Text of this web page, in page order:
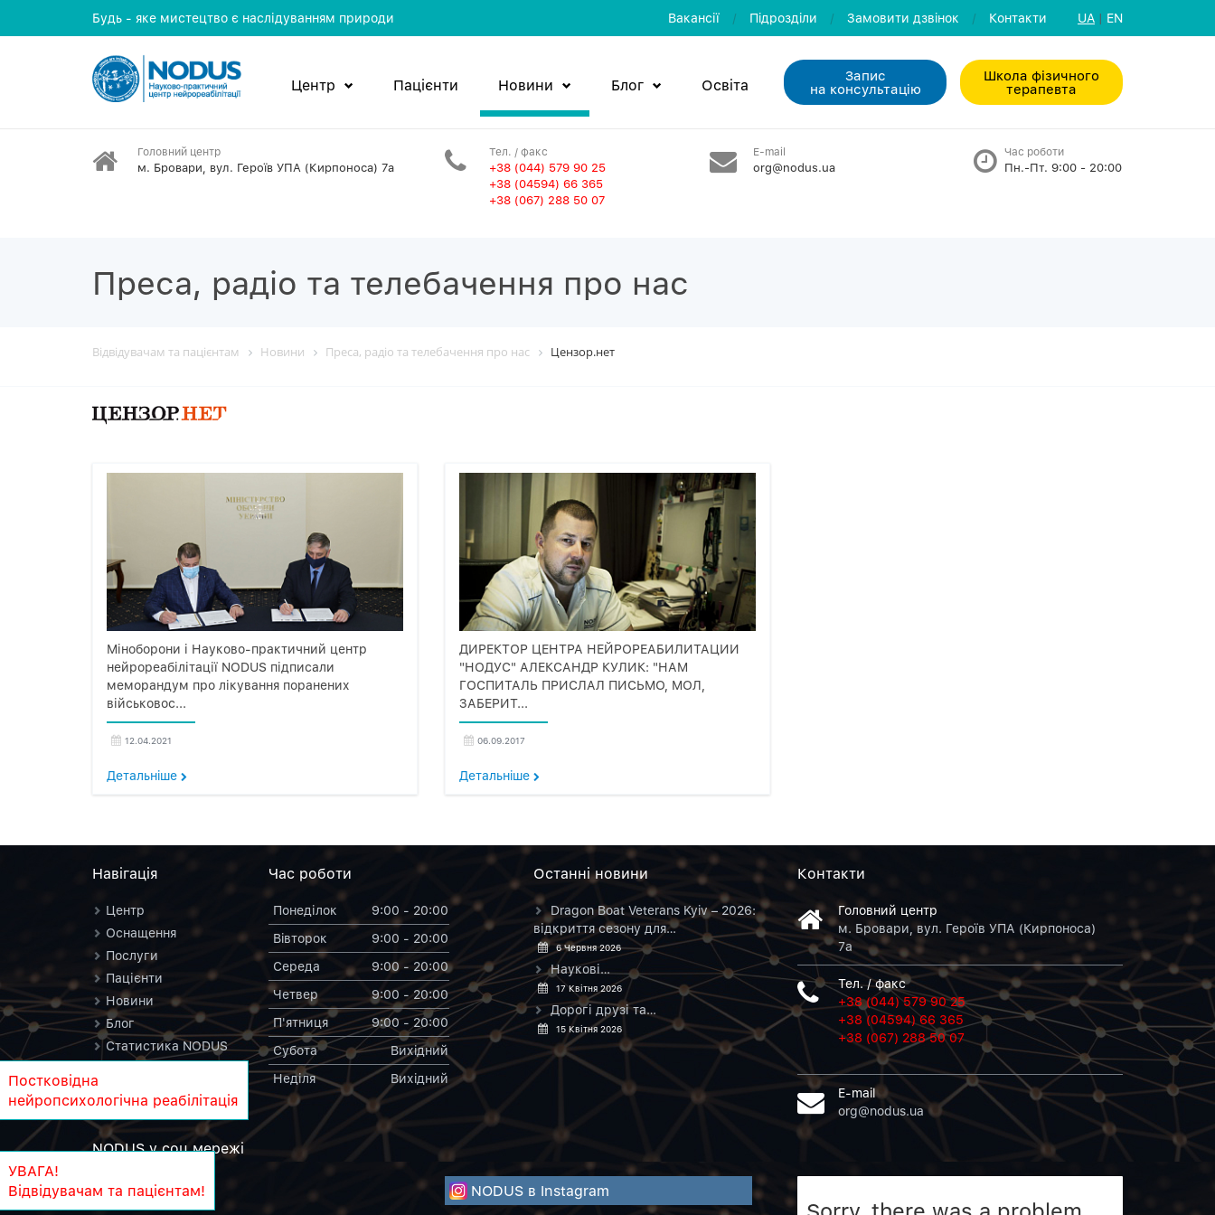
Будь - яке мистецтво є наслідуванням природи Вакансії / Пiдроздiли / Замовити дзвiнок / Контакти UA | EN
Центр Пацієнти Новини Блог Освiта
Запис
на консультацiю
Школа фізичного
терапевта
Головний центр
м. Бровари, вул. Героїв УПА (Кирпоноса) 7а
Тел. / факс
+38 (044) 579 90 25
+38 (04594) 66 365
+38 (067) 288 50 07
E-mail
org@nodus.ua
Час роботи
Пн.-Пт. 9:00 - 20:00
Преса, радіо та телебачення про нас
Відвідувачам та пацієнтам Новини Преса, радіо та телебачення про нас Цензор.нет
Міноборони і Науково-практичний центр
нейрореабілітації NODUS підписали
меморандум про лікування поранених
військовос...
12.04.2021
Детальнiше
ДИРЕКТОР ЦЕНТРА НЕЙРОРЕАБИЛИТАЦИИ
"НОДУС" АЛЕКСАНДР КУЛИК: "НАМ
ГОСПИТАЛЬ ПРИСЛАЛ ПИСЬМО, МОЛ,
ЗАБЕРИТ...
06.09.2017
Детальнiше
Навiгацiя
Центр
Оснащення
Послуги
Пацієнти
Новини
Блог
Статистика NODUS
NODUS у вікіпедії
Час роботи
Понеділок
9:00 - 20:00
Вiвторок
9:00 - 20:00
Середа
9:00 - 20:00
Четвер
9:00 - 20:00
П'ятниця
9:00 - 20:00
Субота
Вихiдний
Неділя
Вихiдний
Останнi новини
Dragon Boat Veterans Kyiv – 2026:
відкриття сезону для…
6 Червня 2026
Наукові…
17 Квітня 2026
Дорогі друзі та…
15 Квітня 2026
Контакти
Головний центр
м. Бровари, вул. Героїв УПА (Кирпоноса)
7а
Тел. / факс
+38 (044) 579 90 25
+38 (04594) 66 365
+38 (067) 288 50 07
E-mail
org@nodus.ua
NODUS у соц.мережi
NODUS в Instagram
Постковідна
нейропсихологічна реабілітація
УВАГА!
Відвідувачам та пацієнтам!